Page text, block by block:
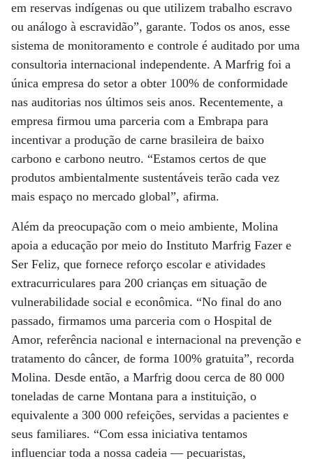
em reservas indígenas ou que utilizem trabalho escravo
ou análogo à escravidão”, garante. Todos os anos, esse
sistema de monitoramento e controle é auditado por uma
consultoria internacional independente. A Marfrig foi a
única empresa do setor a obter 100% de conformidade
nas auditorias nos últimos seis anos. Recentemente, a
empresa firmou uma parceria com a Embrapa para
incentivar a produção de carne brasileira de baixo
carbono e carbono neutro. “Estamos certos de que
produtos ambientalmente sustentáveis terão cada vez
mais espaço no mercado global”, afirma.
Além da preocupação com o meio ambiente, Molina
apoia a educação por meio do Instituto Marfrig Fazer e
Ser Feliz, que fornece reforço escolar e atividades
extracurriculares para 200 crianças em situação de
vulnerabilidade social e econômica. “No final do ano
passado, firmamos uma parceria com o Hospital de
Amor, referência nacional e internacional na prevenção e
tratamento do câncer, de forma 100% gratuita”, recorda
Molina. Desde então, a Marfrig doou cerca de 80 000
toneladas de carne Montana para a instituição, o
equivalente a 300 000 refeições, servidas a pacientes e
seus familiares. “Com essa iniciativa tentamos
influenciar toda a nossa cadeia — pecuaristas,